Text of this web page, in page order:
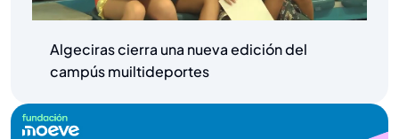
Algeciras cierra una nueva edición del
campús muiltideportes